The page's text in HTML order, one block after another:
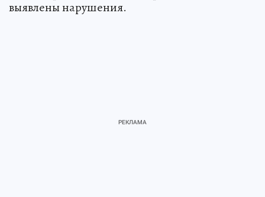
выявлены нарушения.